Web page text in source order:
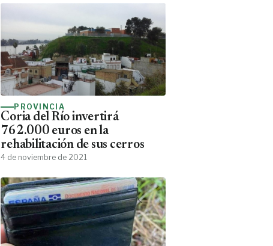
PROVINCIA
Coria del Río invertirá
762.000 euros en la
rehabilitación de sus cerros
4 de noviembre de 2021